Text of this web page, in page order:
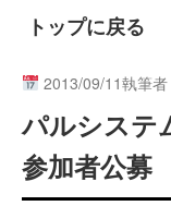
トップに戻る
2013/09/11執筆
パルシステ
参加者公募